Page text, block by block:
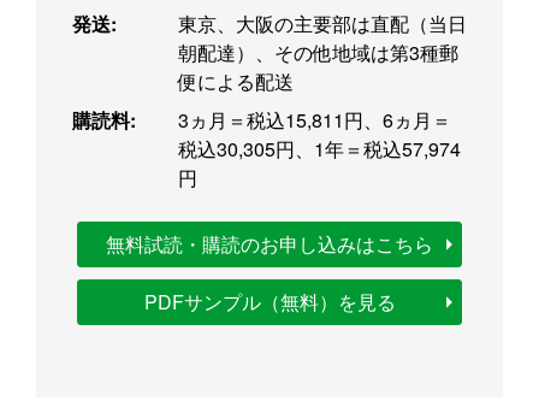
発送:
東京、大阪の主要部は直配（当日
朝配達）、その他地域は第3種郵
便による配送
購読料:
3ヵ月＝税込15,811円、6ヵ月＝
税込30,305円、1年＝税込57,974
円
無料試読・購読のお申し込みはこちら
PDFサンプル（無料）を見る